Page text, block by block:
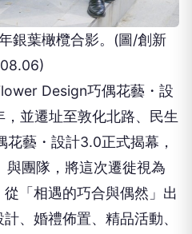
銀葉橄欖合影。(圖/創新
Design巧偶花藝・設
並遷址至敦化北路、民生
藝・設計3.0正式揭幕，
團隊，將這次遷徙視為
「相遇的巧合與偶然」出
、婚禮佈置、精品活動、